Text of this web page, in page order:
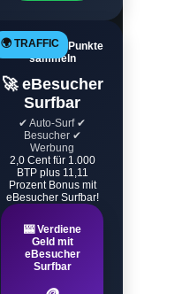
🌍 TRAFFIC
Automatisch Punkte
sammeln
🚀 eBesucher
Surfbar
✔ Auto-Surf ✔
Besucher ✔
Werbung
2,0 Cent für 1.000
BTP plus 11,11
Prozent Bonus mit
eBesucher Surfbar!
🎰 Verdiene
Geld mit
eBesucher
Surfbar